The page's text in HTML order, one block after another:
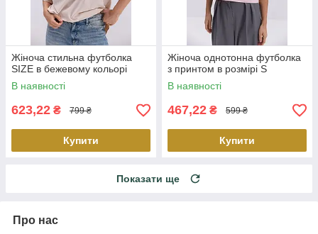
Жіноча стильна футболка
SIZE в бежевому кольорі
В наявності
623,22 ₴ 799 ₴
Купити
Жіноча однотонна футболка
з принтом в розмірі S
В наявності
467,22 ₴ 599 ₴
Купити
Показати ще
Про нас